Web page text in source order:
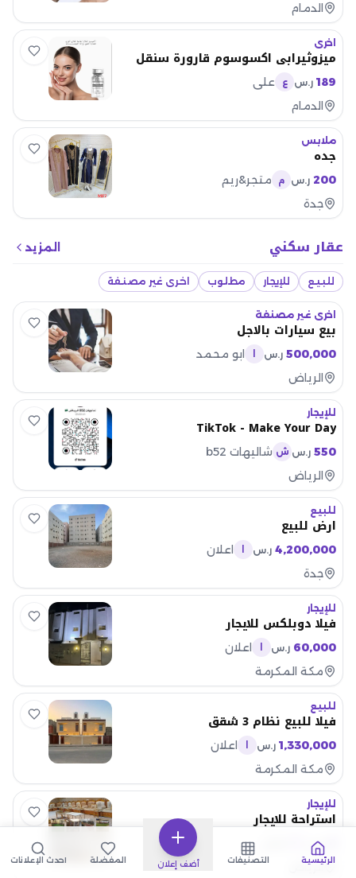
الدمام
اخرى
ميزوثيرابي اكسوسوم قارورة سنقل
189 ر.س ع
علي
الدمام
ملابس
جده
200 ر.س م
متجر&ريم
جدة
عقار سكني المزيد
للبيع للإيجار مطلوب اخرى غير مصنفة
اخرى غير مصنفة
بيع سيارات بالاجل
500,000 ر.س
ابو محمد
الرياض
للإيجار
TikTok - Make Your Day
550 ر.س ش شاليهات b52
الرياض
للبيع
ارض للبيع
4,200,000 ر.س
اعلان
جدة
للإيجار
فيلا دوبلكس للايجار
60,000 ر.س
اعلان
مكة المكرمة
للبيع
فيلا للبيع نظام 3 شقق
1,330,000 ر.س
اعلان
مكة المكرمة
للإيجار
استراحة للايجار
ر.س
الرياض
الرئيسية التصنيفات أضف إعلان المفضلة أحدث الإعلانات